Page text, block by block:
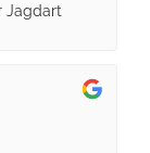
Jagdart